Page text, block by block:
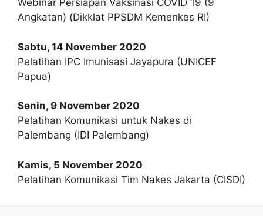
Webinar Persiapan Vaksinasi COVID 19 (9
Angkatan) (Dikklat PPSDM Kemenkes RI)
Sabtu, 14 November 2020
Pelatihan IPC Imunisasi Jayapura (UNICEF
Papua)
Senin, 9 November 2020
Pelatihan Komunikasi untuk Nakes di
Palembang (IDI Palembang)
Kamis, 5 November 2020
Pelatihan Komunikasi Tim Nakes Jakarta (CISDI)